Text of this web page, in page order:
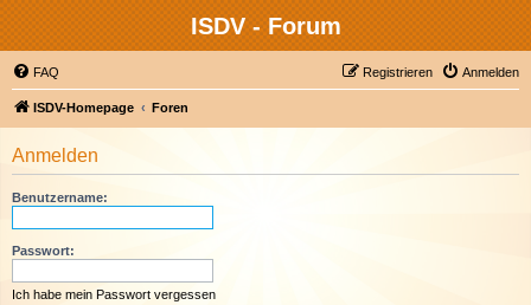
ISDV - Forum
FAQ Anmelden
Registrieren
ISDV-Homepage Foren
Anmelden
Benutzername:
Passwort:
Ich habe mein Passwort vergessen